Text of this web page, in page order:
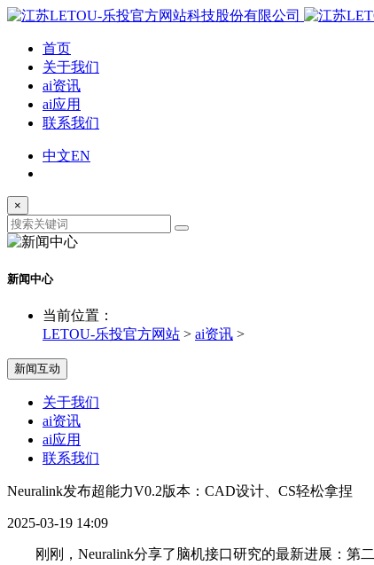
首页
关于我们
ai资讯
ai应用
联系我们
中文EN
×
新闻中心
当前位置：
LETOU-乐投官方网站 > ai资讯 >
新闻互动
关于我们
ai资讯
ai应用
联系我们
Neuralink发布超能力V0.2版本：CAD设计、CS轻松拿捏
2025-03-19 14:09
刚刚，Neuralink分享了脑机接口研究的最新进展：第二